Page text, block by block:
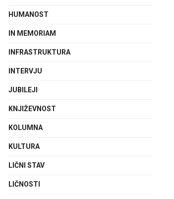
HUMANOST
IN MEMORIAM
INFRASTRUKTURA
INTERVJU
JUBILEJI
KNJIŽEVNOST
KOLUMNA
KULTURA
LIČNI STAV
LIČNOSTI